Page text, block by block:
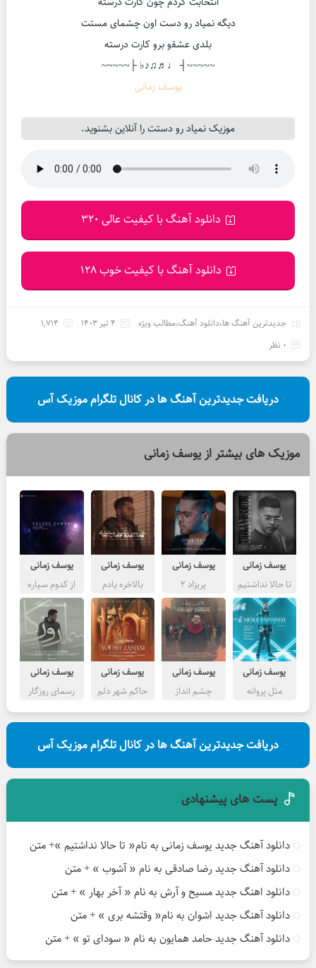
دﻳﮕﻪ ﻧﻤﻴﺎد رو دﺳﺖ اون ﭼﺸﻤﺎی ﻣﺴﺘﺖ
ﺑﻠﺪی ﻋﺸﻘو ﺑﺮو ﻛﺎرت درﺳﺘﻪ
~~~~~┤ ♩♬♫♪♭ ├~~~~~
یوسف زمانی
موزیک نمیاد رو دستت را آنلاین بشنوید.
دانلود آهنگ با کیفیت عالی 320
دانلود آهنگ با کیفیت خوب 128
جدیدترین آهنگ ها،دانلود آهنگ،مطالب ویژه 4 تیر 1403
1,714
0 نظر
دریافت جدیدترین آهنگ ها در کانال تلگرام موزیک آس
موزیک های بیشتر ازیوسف زمانی
یوسف زمانی
تا حالا نداشتیم
یوسف زمانی
پریزاد 2
یوسف زمانی
بالاخره یادم
میره تورو
یوسف زمانی
از کدوم سیاره
ای
یوسف زمانی
مثل پروانه
یوسف زمانی
چشم انداز
یوسف زمانی
حاکم شهر دلم
یوسف زمانی
رسمای روزگار
دریافت جدیدترین آهنگ ها در کانال تلگرام موزیک آس
پست های پیشنهادی
دانلود آهنگ جدید یوسف زمانی به نام« تا حالا نداشتیم »+ متن
دانلود آهنگ جدید رضا صادقی به نام « آشوب » + متن
دانلود اهنگ جدید مسیح و آرش به نام « آخر بهار » + متن
دانلود آهنگ جدید اشوان به نام« وقتشه بری » + متن
دانلود آهنگ جدید حامد همایون به نام « سودای تو » + متن